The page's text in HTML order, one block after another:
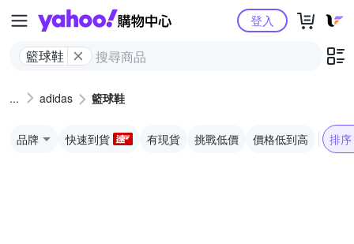
Yahoo購物中心
籃球鞋
登入
adidas 籃球鞋
品牌 快速到貨 有現貨 挑戰低價 價格低到高 排序